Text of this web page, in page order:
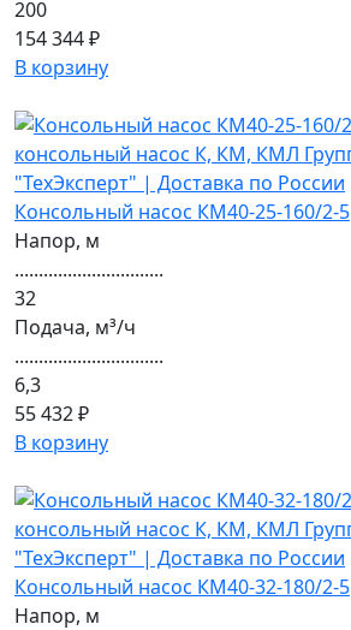
200
154 344 ₽
В корзину
Консольный насос КМ40-25-160/2-5
Напор, м
...............................
32
Подача, м³/ч
...............................
6,3
55 432 ₽
В корзину
Консольный насос КМ40-32-180/2-5
Напор, м